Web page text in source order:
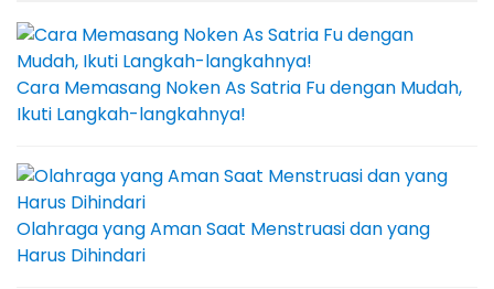
Cara Memasang Noken As Satria Fu dengan Mudah,
Ikuti Langkah-langkahnya!
Olahraga yang Aman Saat Menstruasi dan yang
Harus Dihindari